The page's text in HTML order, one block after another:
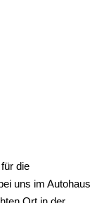
die
uns im Autohaus